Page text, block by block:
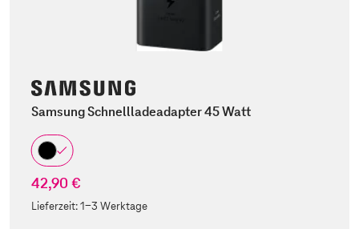
Samsung Schnellladeadapter 45 Watt
42,90 €
Lieferzeit:1-3 Werktage